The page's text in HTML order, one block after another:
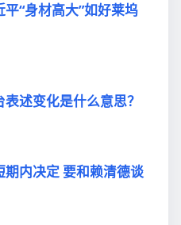
“身材高大”如好莱坞
述变化是什么意思？
内决定 要和赖清德谈